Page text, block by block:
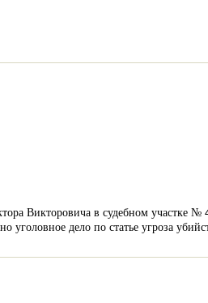
Викторовича в судебном участке №
дело по статье угроза